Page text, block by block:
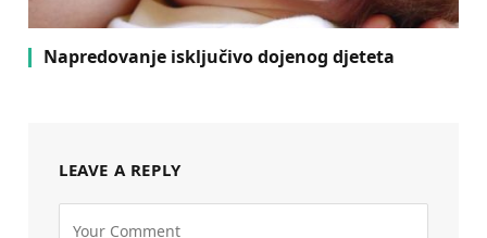
Napredovanje isključivo dojenog djeteta
LEAVE A REPLY